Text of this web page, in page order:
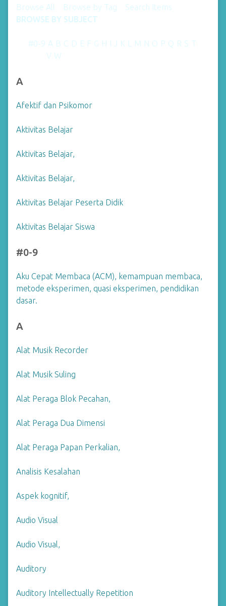
Browse All Browse by Tag
Search Items
BROWSE BY SUBJECT
#0-9 A B C D E F G H J K M N O P Q R S T
V W
A
Afektif dan Psikomor
Aktivitas Belajar
Aktivitas Belajar,
Aktivitas Belajar,
Aktivitas Belajar Peserta Didik
Aktivitas Belajar Siswa
#0-9
Aku Cepat Membaca (ACM), kemampuan membaca,
metode eksperimen, quasi eksperimen, pendidikan
dasar.
A
Alat Musik Recorder
Alat Musik Suling
Alat Peraga Blok Pecahan,
Alat Peraga Dua Dimensi
Alat Peraga Papan Perkalian,
Analisis Kesalahan
Aspek kognitif,
Audio Visual
Audio Visual,
Auditory
Auditory Intellectually Repetition